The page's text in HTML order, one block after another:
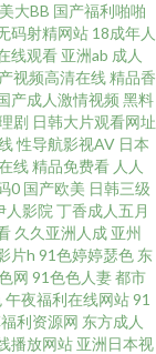
欧美亚洲h在线 国产
影天堂网 熟女乱色一
韩国产成人 国产精
碰超碰人人 香蕉免费
蕉久草91 中文字幕
韩日k区 国产青草视
大BB 国产福利啪啪
码射精网站 18成年人
线观看 亚洲ab 成人
视频高清在线精品香
产成人激情视频 黑料
剧 日韩大片观看网址
性导航影视AV 日本
线精品免费看 人人
0 国产欧美 日韩三级
人影院 丁香成人五月
久久亚洲人成 亚州
片h 91色婷婷瑟色 东
网 91色色人妻都市
午夜福利在线网站91
利资源网 东方成人
播放网站 亚洲日本视